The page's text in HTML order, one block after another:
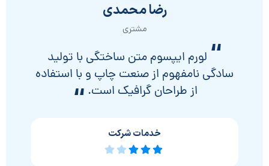
رضا محمدی
مشتری
“ لورم ایپسوم متن ساختگی با تولید
سادگی نامفهوم از صنعت چاپ و با استفاده
از طراحان گرافیک است. “
خدمات شرکت